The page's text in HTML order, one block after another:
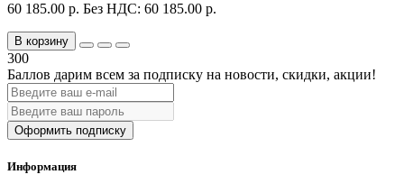
60 185.00 р. Без НДС: 60 185.00 р.
В корзину
300
Баллов дарим всем за подписку на новости, скидки, акции!
Оформить подписку
Информация